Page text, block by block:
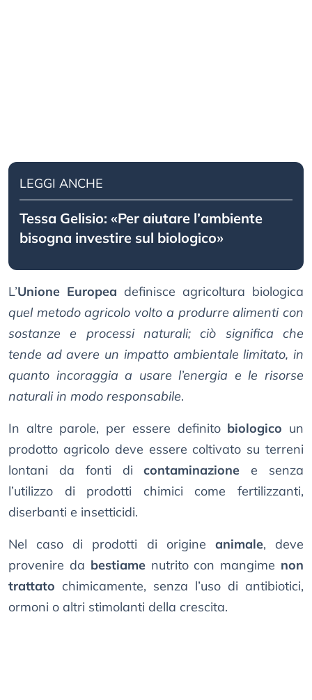
LEGGI ANCHE
Tessa Gelisio: «Per aiutare l’ambiente
bisogna investire sul biologico»
L’Unione Europea definisce agricoltura biologica
quel metodo agricolo volto a produrre alimenti con
sostanze e processi naturali; ciò significa che
tende ad avere un impatto ambientale limitato, in
quanto incoraggia a usare l’energia e le risorse
naturali in modo responsabile.
In altre parole, per essere definito biologico un
prodotto agricolo deve essere coltivato su terreni
lontani da fonti dicontaminazione e senza
l’utilizzo di prodotti chimici come fertilizzanti,
diserbanti e insetticidi.
Nel caso di prodotti di origine animale, deve
provenire da bestiamenutrito con mangime non
trattato chimicamente, senza l’uso di antibiotici,
ormoni o altri stimolanti della crescita.